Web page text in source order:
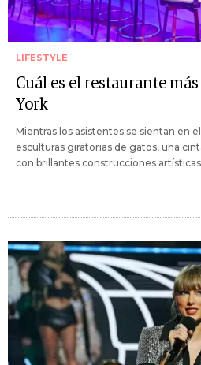
LIFESTYLE
Cuál es el restaurante
York
Mientras los asistentes se sientan en
esculturas giratorias de gatos, una
con brillantes construcciones